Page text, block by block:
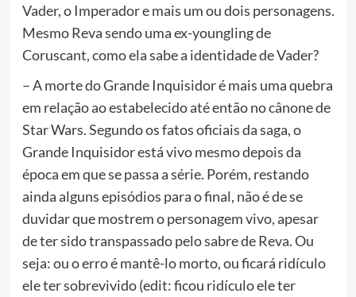
Vader, o Imperador e mais um ou dois personagens.
Mesmo Reva sendo uma ex-youngling de
Coruscant, como ela sabe a identidade de Vader?
– A morte do Grande Inquisidor é mais uma quebra
em relação ao estabelecido até então no cânone de
Star Wars. Segundo os fatos oficiais da saga, o
Grande Inquisidor está vivo mesmo depois da
época em que se passa a série. Porém, restando
ainda alguns episódios para o final, não é de se
duvidar que mostrem o personagem vivo, apesar
de ter sido transpassado pelo sabre de Reva. Ou
seja: ou o erro é mantê-lo morto, ou ficará ridículo
ele ter sobrevivido (edit: ficou ridículo ele ter